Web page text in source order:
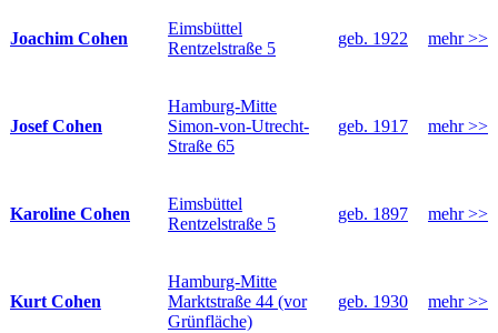
Joachim Cohen
Eimsbüttel
Rentzelstraße 5
geb. 1922 mehr >>
Josef Cohen
Hamburg-Mitte
Simon-von-Utrecht-
Straße 65
geb. 1917 mehr >>
Karoline Cohen
Eimsbüttel
Rentzelstraße 5
geb. 1897 mehr >>
Kurt Cohen
Hamburg-Mitte
Marktstraße 44 (vor
Grünfläche)
geb. 1930 mehr >>